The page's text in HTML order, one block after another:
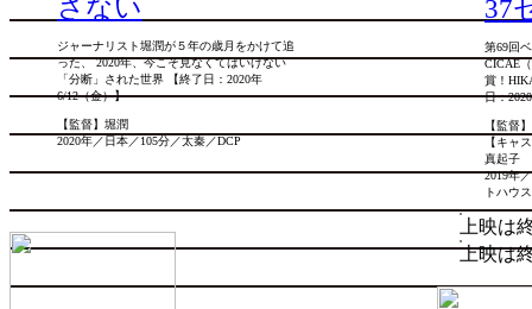
さない
ジャーナリスト堀潤が５年の歳月をかけて追
った、 2020年、今こそ見なくてはいけない
「分断」された世界 【終了日：2020年
6/12（金）】
【監督】堀潤
2020年／日本／105分／太秦／DCP
37
第69回
CICAE
賞！
日：
【監督
【キャ
真起子
2019年
トハウ
上映は
上映は